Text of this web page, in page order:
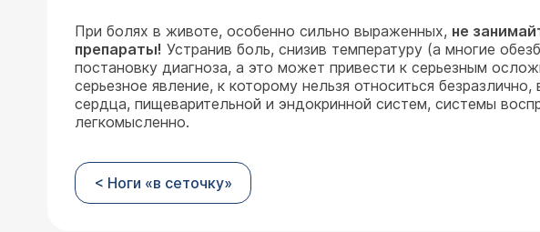
При болях в животе, особенно сильно выраженных, не
препараты! Устранив боль, снизив температуру (а многие
постановку диагноза, а это может привести к серьезным
серьезное явление, к которому нельзя относиться
сердца, пищеварительной и эндокринной систем, системы
легкомысленно.
< Ноги «в сеточку»